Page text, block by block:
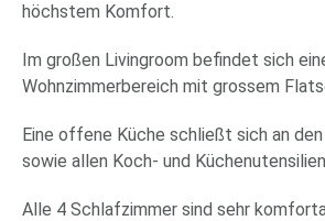
höchstem Komfort.
Im großen Livingroom befindet sich
Wohnzimmerbereich mit grossem
Eine offene Küche schließt sich an
sowie allen Koch- und
Alle 4 Schlafzimmer sind sehr